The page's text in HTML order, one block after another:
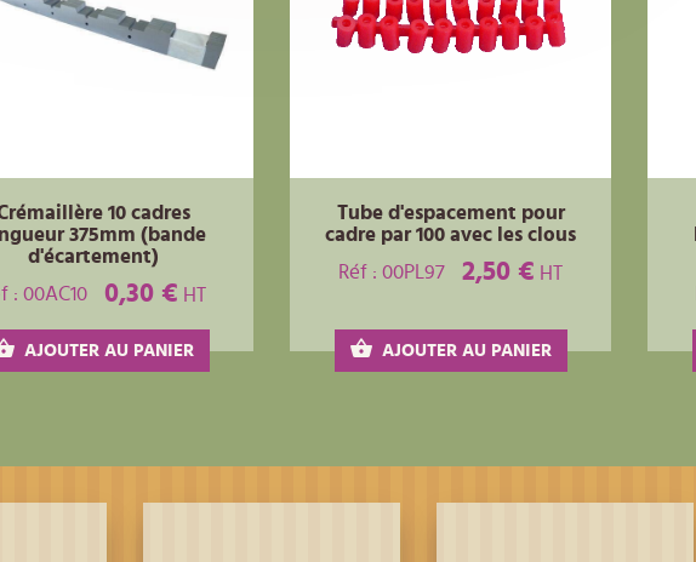
10 cadres
375mm (bande
d'écartement)
: 00AC10
0,30 € HT
AJOUTER AU PANIER
Tube d'espacement pour
cadre par 100 avec les clous
Réf : 00PL97
2,50 € HT
AJOUTER AU PANIER